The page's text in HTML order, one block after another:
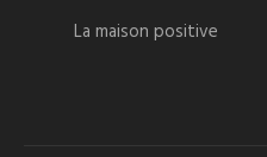
La maison positive